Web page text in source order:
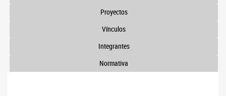
Proyectos
Vínculos
Integrantes
Normativa